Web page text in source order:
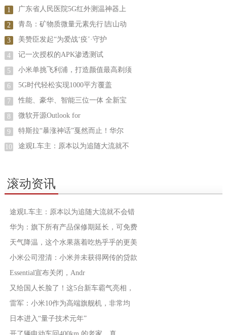
1 广东省人民医院5G红外测温神器上
2 青岛：矿物质微量元素先行∣吉山动
3 美赞臣发起“为爱战‘疫’·守护
4 记一次授权的APK渗透测试
5 小米单挑飞利浦，打造颜值最高剃须
6 5G时代轻松实现1000平方覆盖
7 性能、豪华、智能三位一体 全新宝
8 微软开源Outlook for
9 特斯拉“暴涨神话”戛然而止！华尔
10 途观L车主：原本以为追随大流就不
滚动资讯
途观L车主：原本以为追随大流就不会错
华为：旗下所有产品保修期延长，可免费
天气降温，这个水果蒸着吃热乎乎的更美
小米公司澄清：小米并未获得网传的贷款
Essential宣布关闭，Andr
又给国人长脸了！这5台新车霸气亮相，
雷军：小米10作为高端旗舰机，非常均
日本进入“量子技术元年”